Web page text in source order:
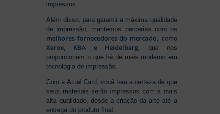
impressos.
Além disso, para garantir a máxima qualidade
de impressão, mantemos parcerias com os
melhores fornecedores do mercado, como
Xerox, KBA e Heidelberg, que nos
proporcionam o que há de mais moderno em
tecnologia de impressão.
Com a Atual Card, você tem a certeza de que
seus materiais serão impressos com a mais
alta qualidade, desde a criação da arte até a
entrega do produto final.